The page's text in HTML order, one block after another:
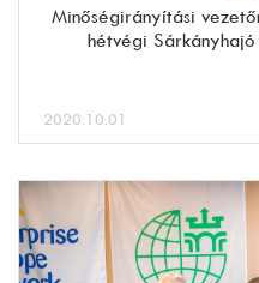
Minőségirányítási
hétvégi
2020.10.01